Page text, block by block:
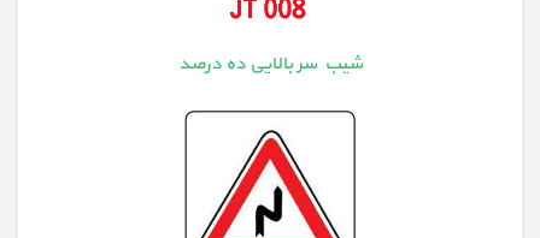
شیب سر بالایی ده درصد